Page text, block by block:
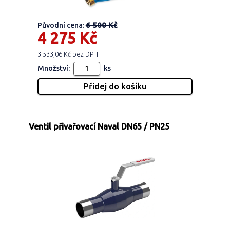
Původní cena:6 500 Kč
4 275 Kč
3 533,06 Kč bez DPH
Množství: ks
Ventil přivařovací Naval DN65 / PN25